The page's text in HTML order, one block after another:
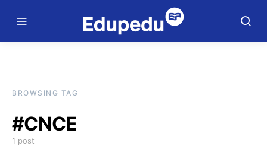
BROWSING TAG
#CNCE
1 post